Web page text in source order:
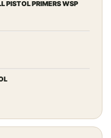
PISTOL PRIMERS WSP